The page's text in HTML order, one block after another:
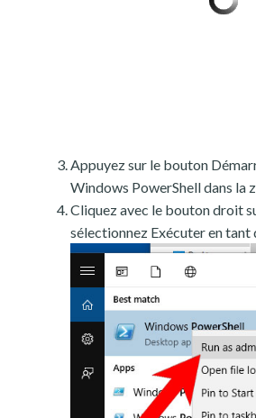
Appuyez sur le bouton
Windows PowerShell dans la
Cliquez avec le bouton droit
sélectionnez Exécuter en